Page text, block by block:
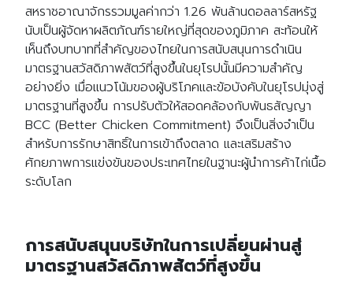
สหราชอาณาจักรรวมมูลค่ากว่า 1.26 พันล้านดอลลาร์สหรัฐ
นับเป็นผู้จัดหาผลิตภัณฑ์รายใหญ่ที่สุดของภูมิภาค สะท้อนให้
เห็นถึงบทบาทที่สำคัญของไทยในการสนับสนุนการดำเนิน
มาตรฐานสวัสดิภาพสัตว์ที่สูงขึ้นในยุโรปนั้นมีความสำคัญ
อย่างยิ่ง เมื่อแนวโน้มของผู้บริโภคและข้อบังคับในยุโรปมุ่งสู่
มาตรฐานที่สูงขึ้น การปรับตัวให้สอดคล้องกับพันธสัญญา
BCC (Better Chicken Commitment) จึงเป็นสิ่งจำเป็น
สำหรับการรักษาสิทธิ์ในการเข้าถึงตลาด และเสริมสร้าง
ศักยภาพการแข่งขันของประเทศไทยในฐานะผู้นำการค้าไก่เนื้อ
ระดับโลก
การสนับสนุนบริษัทในการเปลี่ยนผ่านสู่
มาตรฐานสวัสดิภาพสัตว์ที่สูงขึ้น